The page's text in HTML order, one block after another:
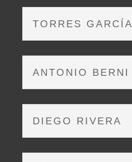
TORRES GARCÍA
ANTONIO BERNI
DIEGO RIVERA